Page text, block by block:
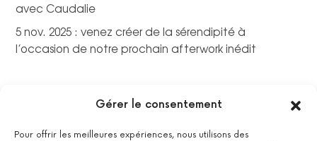
Gérer le consentement
Pour offrir les meilleures expériences, nous utilisons des
avec Caudalie
5 nov. 2025 : venez créer de la sérendipité à
l’occasion de notre prochain afterwork inédit